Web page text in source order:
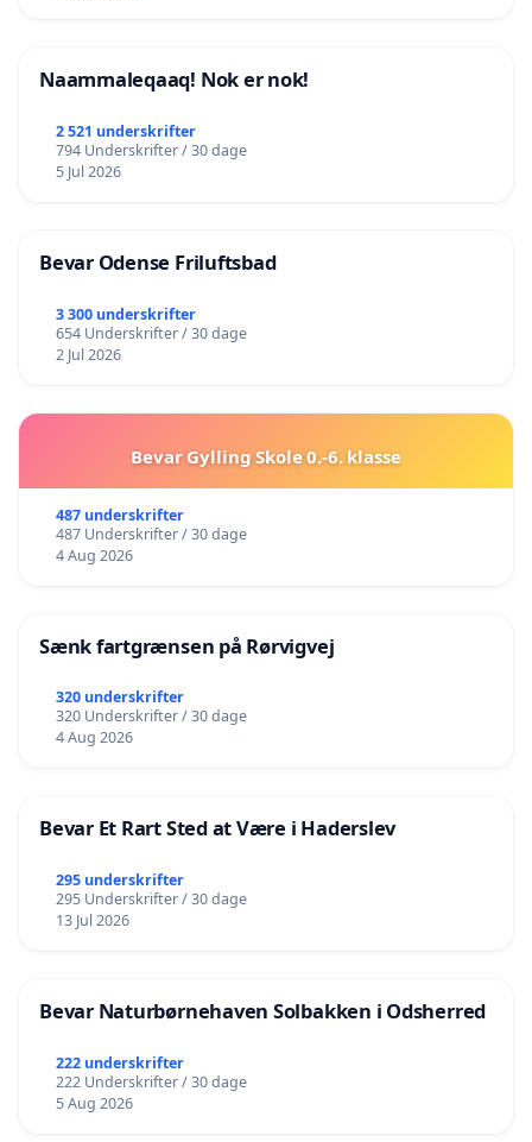
Naammaleqaaq! Nok er nok!
2 521 underskrifter
794 Underskrifter / 30 dage
5 Jul 2026
Bevar Odense Friluftsbad
3 300 underskrifter
654 Underskrifter / 30 dage
2 Jul 2026
Bevar Gylling Skole 0.-6. klasse
487 underskrifter
487 Underskrifter / 30 dage
4 Aug 2026
Sænk fartgrænsen på Rørvigvej
320 underskrifter
320 Underskrifter / 30 dage
4 Aug 2026
Bevar Et Rart Sted at Være i Haderslev
295 underskrifter
295 Underskrifter / 30 dage
13 Jul 2026
Bevar Naturbørnehaven Solbakken i Odsherred
222 underskrifter
222 Underskrifter / 30 dage
5 Aug 2026